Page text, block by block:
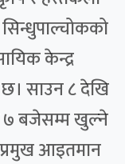
सिन्धुपाल्चोकको
केन्द्र
साउन ८ देखि
७ बजेसम्म खुल्ने
आइतमान